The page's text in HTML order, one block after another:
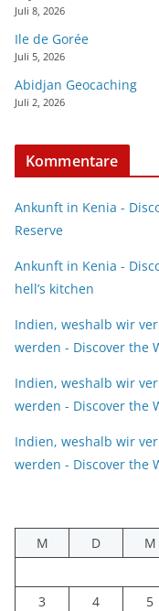
Juli 8, 2026
Ile de Gorée
Juli 5, 2026
Abidjan Geocaching
Juli 2, 2026
Kommentare
Ankunft in Kenia -
Reserve
Ankunft in Kenia -
hell’s kitchen
Indien, weshalb wir
werden - Discover the
Indien, weshalb wir
werden - Discover the
Indien, weshalb wir
werden - Discover the
M
D M
3
4 5